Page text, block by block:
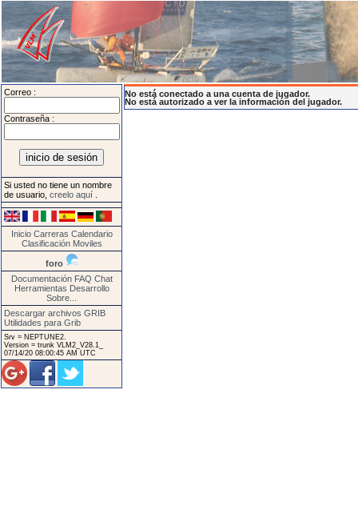
Correo :
Contraseña :
Si usted no tiene un nombre
de usuario, creelo aquí
Inicio Carreras Calendario
Clasificación Moviles
foro
Documentación FAQ Chat
Herramientas Desarrollo
Sobre...
Descargar archivos GRIB
Utilidades para Grib
Srv = NEPTUNE2.
Version = trunk VLM2_V28.1_
07/14/20 08:00:45 AM UTC
No está conectado a una cuenta de jugador.
No está autorizado a ver la información del jugador.